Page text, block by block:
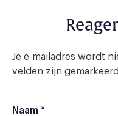
Je e-mailadres wordt
velden zijn
Naam *